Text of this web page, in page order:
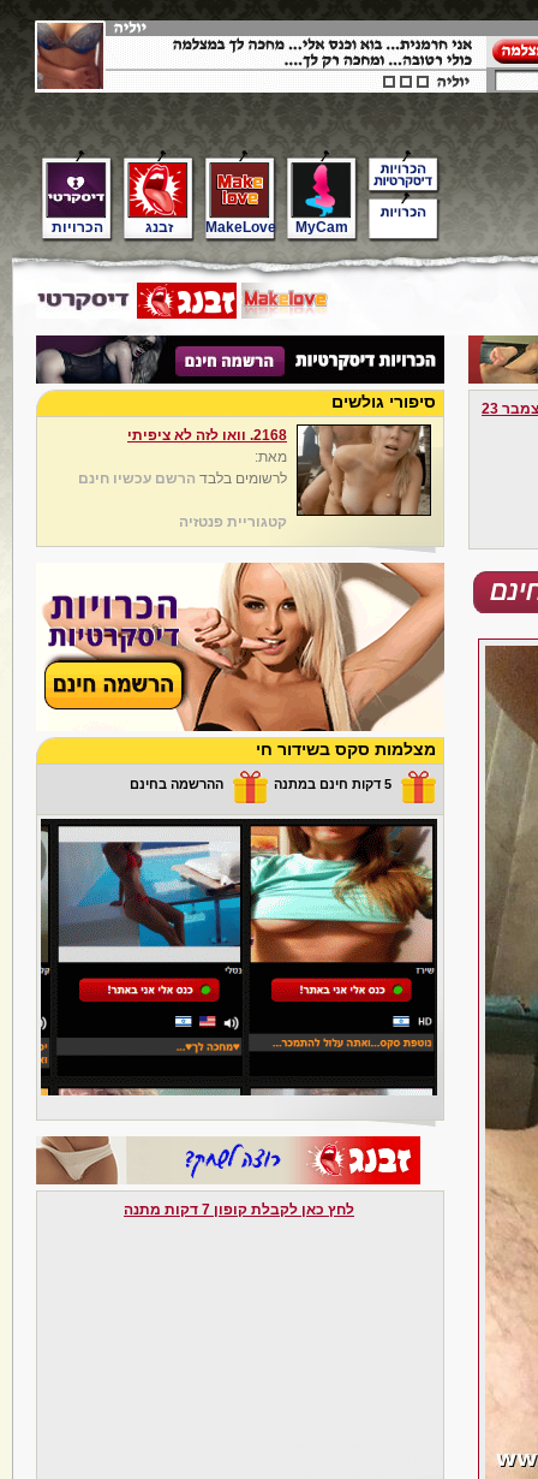
הכרויות זבנג MakeLove MyCam
23 סיפורי גולשים
2168. וואו לזה לא ציפיתי
מאת:
לרשומים בלבד הרשם עכשיו חינם
קטגוריית פנטזיה
מצלמות סקס בשידור חי
5 דקות חינם במתנה ההרשמה בחינם
לחץ כאן לקבלת קופון 7 דקות מתנה